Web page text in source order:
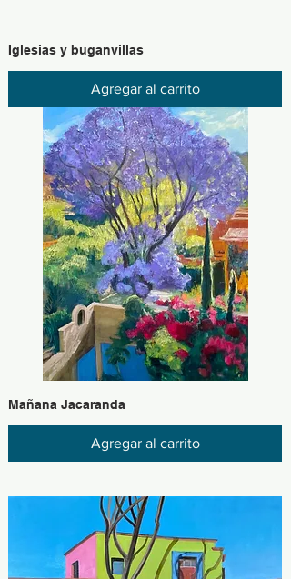
Iglesias y buganvillas
Agregar al carrito
Mañana Jacaranda
Agregar al carrito